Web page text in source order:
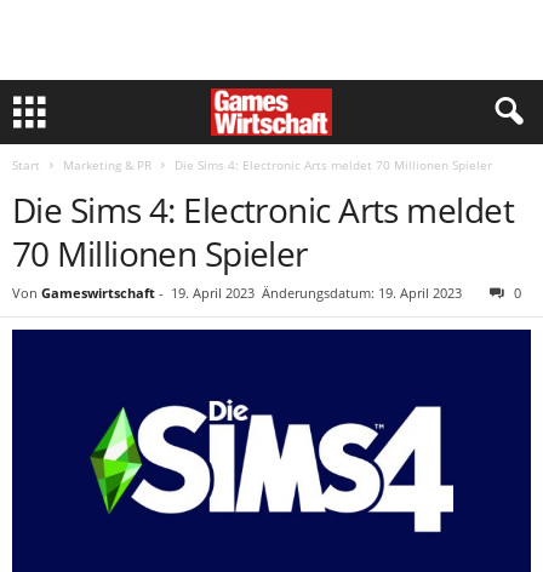
Start Marketing & PR Die Sims 4: Electronic Arts meldet 70 Millionen Spieler
Die Sims 4: Electronic Arts meldet
70 Millionen Spieler
Von Gameswirtschaft - 19. April 2023 Änderungsdatum: 19. April 2023 0